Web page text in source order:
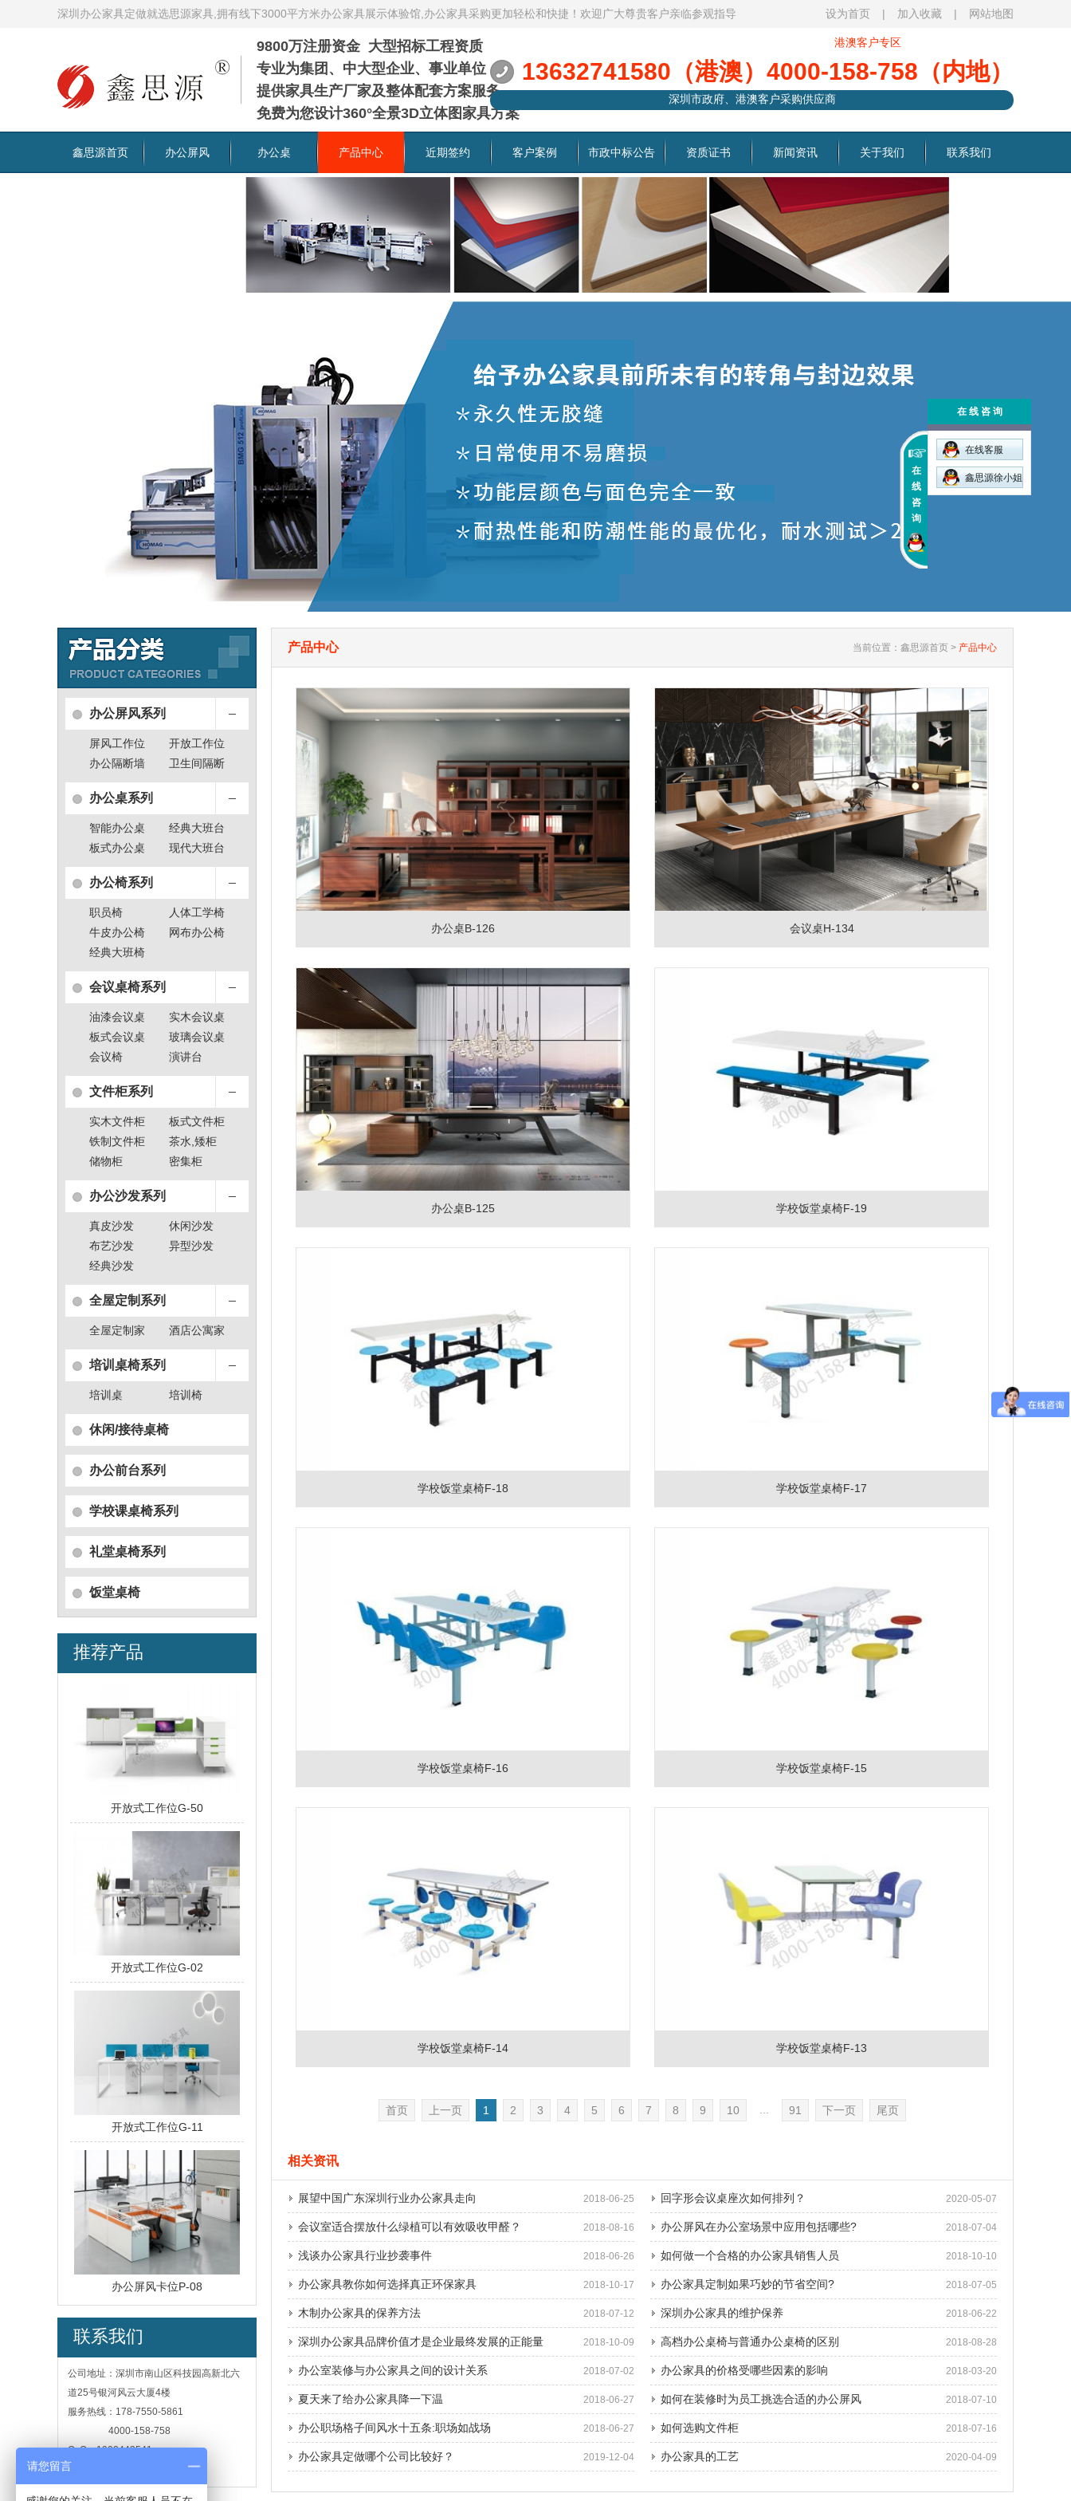
深圳办公家具定做就选思源家具,拥有线下3000平方米办公家具展示体验馆,办公家具采购更加轻松和快捷！欢迎广大尊贵客户亲临参观指导 设为首页 | 加入收藏 | 网站地图
9800万注册资金 大型招标工程资质
专业为集团、中大型企业、事业单位
提供家具生产厂家及整体配套方案服务
免费为您设计360°全景3D立体图家具方案
港澳客户专区
13632741580（港澳）4000-158-758（内地）
深圳市政府、港澳客户采购供应商
鑫思源首页 办公屏风 办公桌 产品中心 近期签约 客户案例 市政中标公告 资质证书 新闻资讯 关于我们 联系我们
办公屏风系列
屏风工作位
开放工作位
办公隔断墙
卫生间隔断
办公桌系列
智能办公桌
经典大班台
板式办公桌
现代大班台
办公椅系列
职员椅
人体工学椅
牛皮办公椅
网布办公椅
经典大班椅
会议桌椅系列
油漆会议桌
实木会议桌
板式会议桌
玻璃会议桌
会议椅
演讲台
文件柜系列
实木文件柜
板式文件柜
铁制文件柜
茶水,矮柜
储物柜
密集柜
办公沙发系列
真皮沙发
休闲沙发
布艺沙发
异型沙发
经典沙发
全屋定制系列
全屋定制家
具
酒店公寓家
具
培训桌椅系列
培训桌 培训椅
休闲/接待桌椅
办公前台系列
学校课桌椅系列
礼堂桌椅系列
饭堂桌椅
推荐产品
开放式工作位G-50
开放式工作位G-02
开放式工作位G-11
办公屏风卡位P-08
联系我们
公司地址：深圳市南山区科技园高新北六
道25号银河风云大厦4楼
服务热线：178-7550-5861
4000-158-758
Q Q：1902443541
邮 箱：1902443541@qq.com
产品中心 当前位置： 鑫思源首页 > 产品中心
办公桌B-126 会议桌H-134
办公桌B-125 学校饭堂桌椅F-19
学校饭堂桌椅F-18 学校饭堂桌椅F-17
学校饭堂桌椅F-16 学校饭堂桌椅F-15
学校饭堂桌椅F-14 学校饭堂桌椅F-13
首页 上一页 1 2 3 4 5 6 7 8 9 10 91 下一页 尾页
相关资讯
展望中国广东深圳行业办公家具走向 2018-06-25 回字形会议桌座次如何排列？ 2020-05-07
会议室适合摆放什么绿植可以有效吸收甲醛？ 2018-08-16 办公屏风在办公室场景中应用包括哪些? 2018-07-04
浅谈办公家具行业抄袭事件 2018-06-26 如何做一个合格的办公家具销售人员 2018-10-10
办公家具教你如何选择真正环保家具 2018-10-17 办公家具定制如果巧妙的节省空间? 2018-07-05
木制办公家具的保养方法 2018-07-12 深圳办公家具的维护保养 2018-06-22
深圳办公家具品牌价值才是企业最终发展的正能量 2018-10-09 高档办公桌椅与普通办公桌椅的区别 2018-08-28
办公室装修与办公家具之间的设计关系 2018-07-02 办公家具的价格受哪些因素的影响 2018-03-20
夏天来了给办公家具降一下温 2018-06-27 如何在装修时为员工挑选合适的办公屏风 2018-07-10
办公职场格子间风水十五条:职场如战场 2018-06-27 如何选购文件柜 2018-07-16
办公家具定做哪个公司比较好？ 2019-12-04 办公家具的工艺 2020-04-09
请您留言
在 线 咨 询
在
线
咨
询
在线客服
鑫思源徐小姐